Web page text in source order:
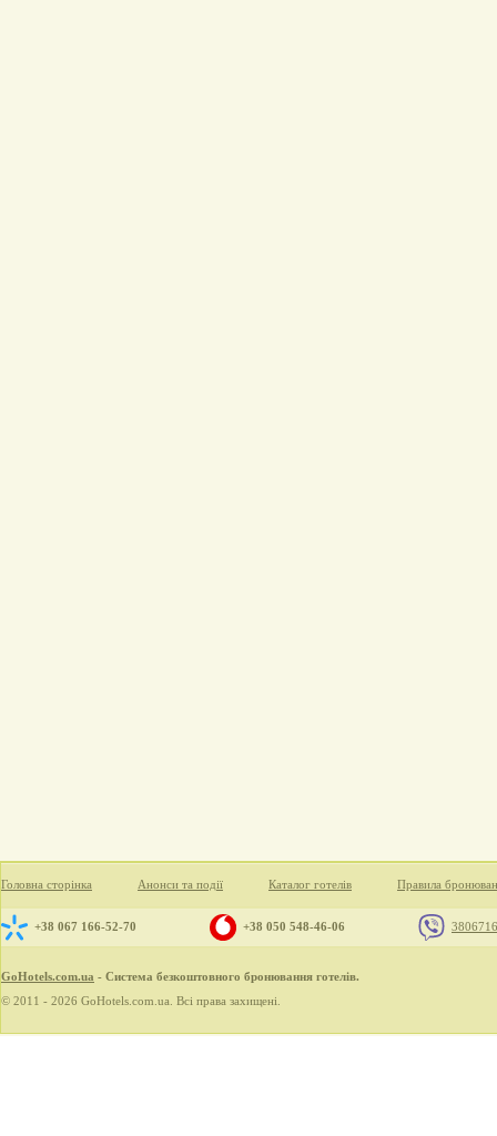
Головна сторінка Анонси та події Каталог готелів Правила
+38 067 166-52-70 +38 050 548-46-06
GoHotels.com.ua - Система безкоштовного бронювання готелів.
© 2011 - 2026 GoHotels.com.ua. Всі права захищені.